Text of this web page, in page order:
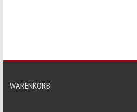
WARENKORB